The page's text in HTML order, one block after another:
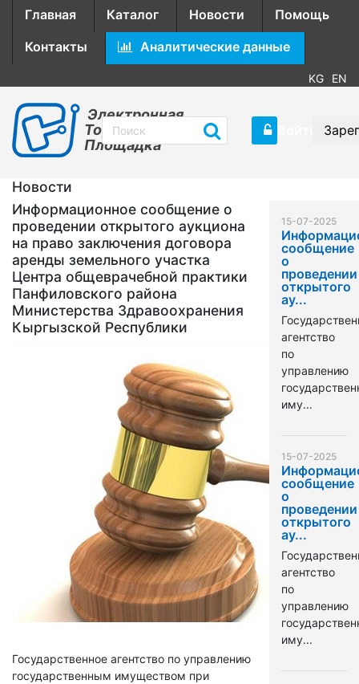
Главная Каталог Новости
Помощь
Контакты
Аналитические данные
KG EN
Электронная
Торговая
Площадка
Новости
Информационное сообщение о
проведении открытого аукциона
на право заключения договора
аренды земельного участка
Центра общеврачебной практики
Панфиловского района
Министерства Здравоохранения
Кыргызской Республики
Государственное агентство по управлению
государственным имуществом при
15-07-2025
сообщение
о
проведении
открытого
ау...
агентство
по
управлению
иму...
15-07-2025
сообщение
о
проведении
открытого
ау...
агентство
по
управлению
иму...